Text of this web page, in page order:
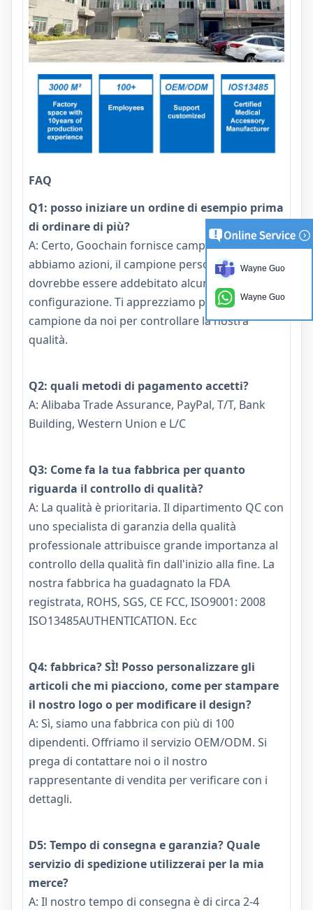
FAQ
Q1: posso iniziare un ordine di esempio prima
di ordinare di più?
A: Certo, Goochain fornisce campioni gratuiti Se
abbiamo azioni, il campione personalizzato
dovrebbe essere addebitato alcuni costi di
configurazione. Ti apprezziamo per ordinare un
campione da noi per controllare la nostra
qualità.
Q2: quali metodi di pagamento accetti?
A: Alibaba Trade Assurance, PayPal, T/T, Bank
Building, Western Union e L/C
Q3: Come fa la tua fabbrica per quanto
riguarda il controllo di qualità?
A: La qualità è prioritaria. Il dipartimento QC con
uno specialista di garanzia della qualità
professionale attribuisce grande importanza al
controllo della qualità fin dall'inizio alla fine. La
nostra fabbrica ha guadagnato la FDA
registrata, ROHS, SGS, CE FCC, ISO9001: 2008
ISO13485AUTHENTICATION. Ecc
Q4: fabbrica? SÌ! Posso personalizzare gli
articoli che mi piacciono, come per stampare
il nostro logo o per modificare il design?
A: Sì, siamo una fabbrica con più di 100
dipendenti. Offriamo il servizio OEM/ODM. Si
prega di contattare noi o il nostro
rappresentante di vendita per verificare con i
dettagli.
D5: Tempo di consegna e garanzia? Quale
servizio di spedizione utilizzerai per la mia
merce?
A: Il nostro tempo di consegna è di circa 2-4
Wayne Guo
Wayne Guo